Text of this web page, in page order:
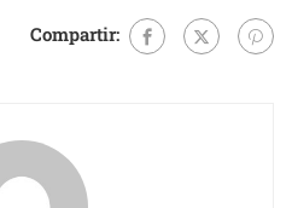
Compartir: